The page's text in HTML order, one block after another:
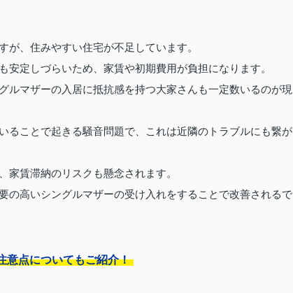
、住みやすい住宅が不足しています。
定しづらいため、家賃や初期費用が負担になります。
ルマザーの入居に抵抗感を持つ大家さんも一定数いるのが現
ることで起きる騒音問題で、これは近隣のトラブルにも繋が
家賃滞納のリスクも懸念されます。
の高いシングルマザーの受け入れをすることで改善されるで
意点についてもご紹介！